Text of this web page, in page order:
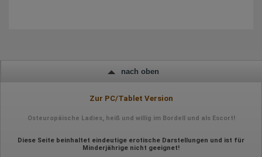
Herausgeber:
Datum und Uhrzeit des Besuchs
Geografischer Standort
Mausbewegungen
Besuchte Seiten
nach oben
Zur PC/Tablet Version
Osteuropäische Ladies, heiß und willig im Bordell und als Escort!
Diese Seite beinhaltet eindeutige erotische Darstellungen und ist für
Minderjährige nicht geeignet!